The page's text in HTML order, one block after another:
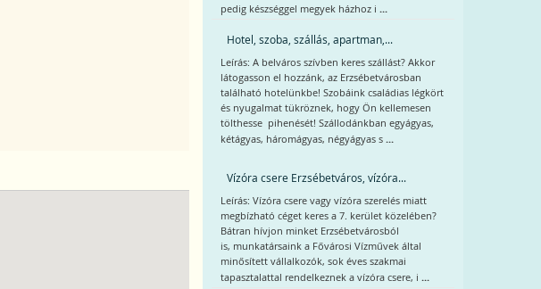
pedig készséggel megyek házhoz i ...
Hotel, szoba, szállás, apartman,...
Leírás: A belváros szívben keres szállást? Akkor
látogasson el hozzánk, az Erzsébetvárosban
található hotelünkbe! Szobáink családias légkört
és nyugalmat tükröznek, hogy Ön kellemesen
tölthesse pihenését! Szállodánkban egyágyas,
kétágyas, háromágyas, négyágyas s ...
Vízóra csere Erzsébetváros, vízóra...
Leírás: Vízóra csere vagy vízóra szerelés miatt
megbízható céget keres a 7. kerület közelében?
Bátran hívjon minket Erzsébetvárosból
is, munkatársaink a Fővárosi Vízművek által
minősített vállalkozók, sok éves szakmai
tapasztalattal rendelkeznek a vízóra csere, i ...